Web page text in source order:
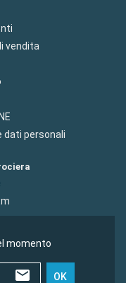
vendita
dati personali
momento
OK